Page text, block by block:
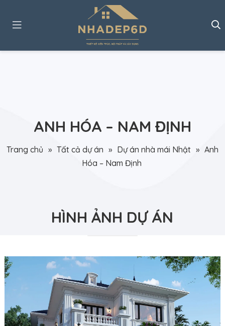
ANH HÓA – NAM ĐỊNH
Trang chủ » Tất cả dự án » Dự án nhà mái Nhật » Anh
Hóa – Nam Định
HÌNH ẢNH DỰ ÁN